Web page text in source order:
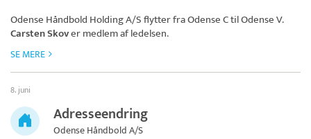
Odense Håndbold Holding A/Sflytter fra Odense C til Odense V.
Carsten Skover medlem af ledelsen.
SE MERE
8. juni
Adresseendring
Odense Håndbold A/S